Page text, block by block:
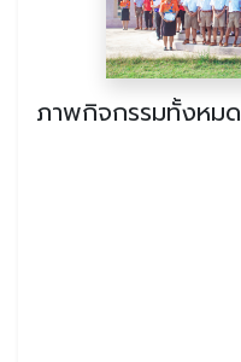
ภาพกิจกรรมทั้งหมด